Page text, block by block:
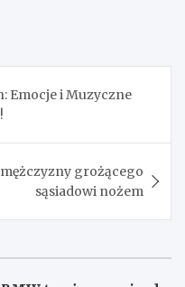
Emocje i Muzyczne
grożącego
sąsiadowi nożem